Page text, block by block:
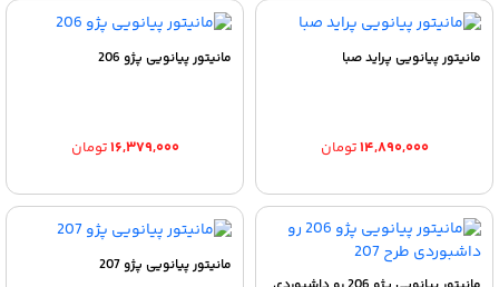
مانیتور پیانویی پراید صبا
۱۴,۸۹۰,۰۰۰تومان
مانیتور پیانویی پژو 206
۱۶,۳۷۹,۰۰۰تومان
مانیتور پیانویی پژو 207